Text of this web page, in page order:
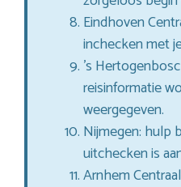
Eindhoven
inchecken met
’s
reisinformatie
weergegeven.
Nijmegen: hulp
uitchecken is
Arnhem